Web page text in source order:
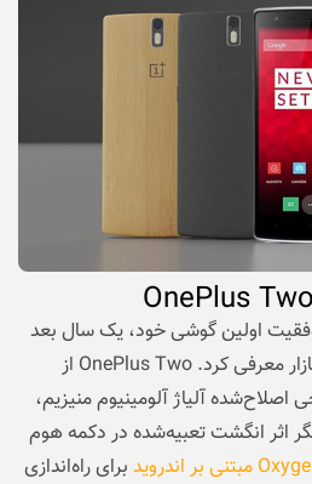
OnePlus Two
اولین گوشی خود، یک سال بعد
گوشی OnePlus Two را به بازار معرفی کرد. OnePlus Two از
آلیاژ آلومینیوم منیزیم،
اثر انگشت تعبیه‌شده در دکمه هوم
برای راه‌اندازی